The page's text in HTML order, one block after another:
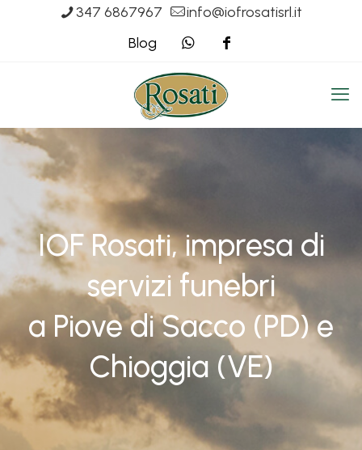
347 6867967
info@iofrosatisrl.it
Blog
IOF Rosati, impresa di
servizi funebri
a Piove di Sacco (PD) e
Chioggia (VE)